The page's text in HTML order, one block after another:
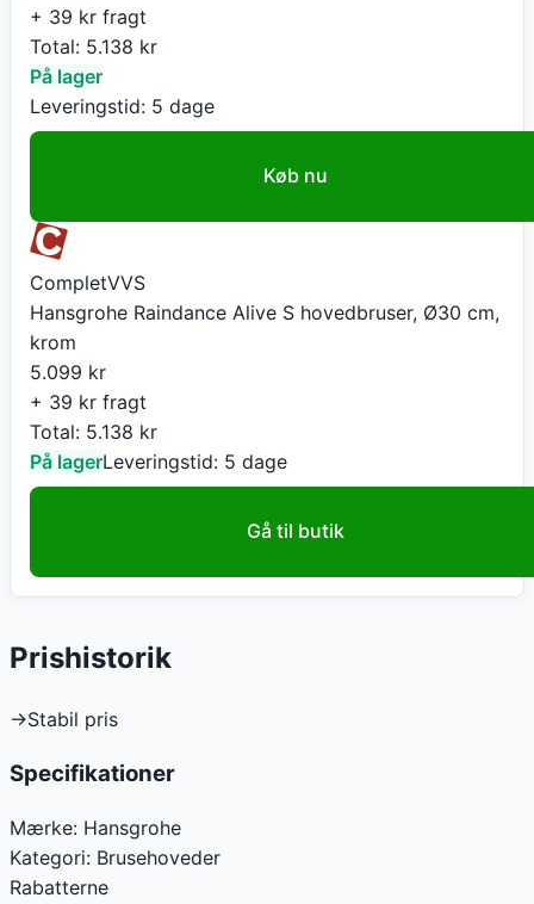
+ 39 kr fragt
Total: 5.138 kr
På lager
Leveringstid: 5 dage
Køb nu
CompletVVS
Hansgrohe Raindance Alive S hovedbruser, Ø30 cm,
krom
5.099 kr
+ 39 kr fragt
Total: 5.138 kr
På lagerLeveringstid: 5 dage
Gå til butik
Prishistorik
→Stabil pris
Specifikationer
Mærke: Hansgrohe
Kategori: Brusehoveder
Rabatterne